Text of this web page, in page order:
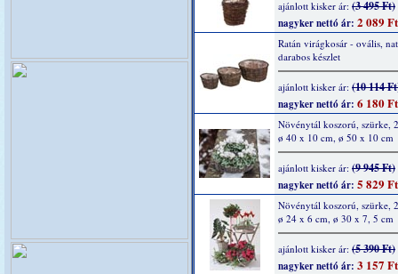
ajánlott kisker ár: (3 495 Ft)
nagyker nettó ár: 2 089 Ft
Ratán virágkosár - ovális,
darabos készlet
ajánlott kisker ár: (10 114
nagyker nettó ár: 6 180 Ft
Növénytál koszorú, szürke,
ø 40 x 10 cm, ø 50 x 10 cm
ajánlott kisker ár: (9 945 Ft)
nagyker nettó ár: 5 829 Ft
Növénytál koszorú, szürke,
ø 24 x 6 cm, ø 30 x 7, 5 cm
ajánlott kisker ár: (5 390 Ft)
nagyker nettó ár: 3 157 Ft